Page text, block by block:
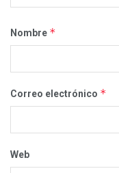
Nombre *
Correo electrónico *
Web